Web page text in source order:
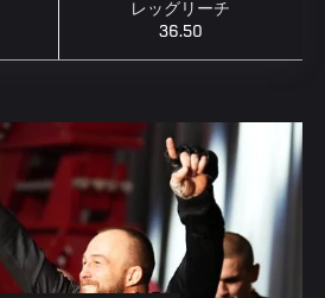
レッグリーチ
36.50